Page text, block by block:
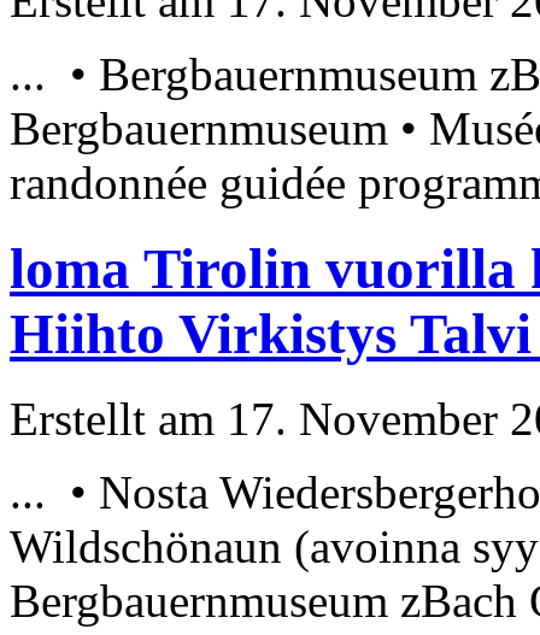
... • Bergbauernmuseum
Bergbauernmuseum •
randonnée guidée
loma Tirolin vuorilla
Hiihto Virkistys Talvi
Erstellt am 17. November
... • Nosta
Wildschönaun (avoinna
Bergbauernmuseum zBach